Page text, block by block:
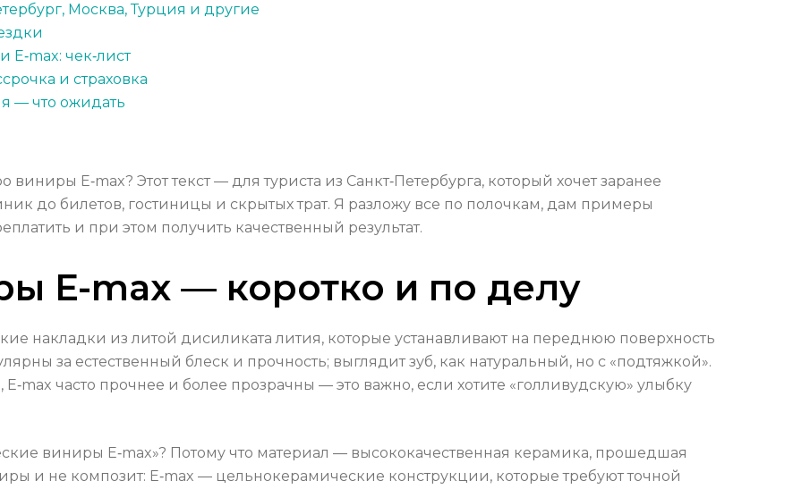
Москва, Турция и другие
E‑max: чек‑лист
и страховка
— что ожидать
E‑max? Этот текст — для туриста из Санкт‑Петербурга, который хочет заранее
до билетов, гостиницы и скрытых трат. Я разложу все по полочкам, дам примеры
и при этом получить качественный результат.
E-max — коротко и по делу
накладки из литой дисиликата лития, которые устанавливают на переднюю поверхность
за естественный блеск и прочность; выглядит зуб, как натуральный, но с «подтяжкой».
часто прочнее и более прозрачны — это важно, если хотите «голливудскую» улыбку
виниры E‑max»? Потому что материал — высококачественная керамика, прошедшая
и не композит: E‑max — цельнокерамические конструкции, которые требуют точной